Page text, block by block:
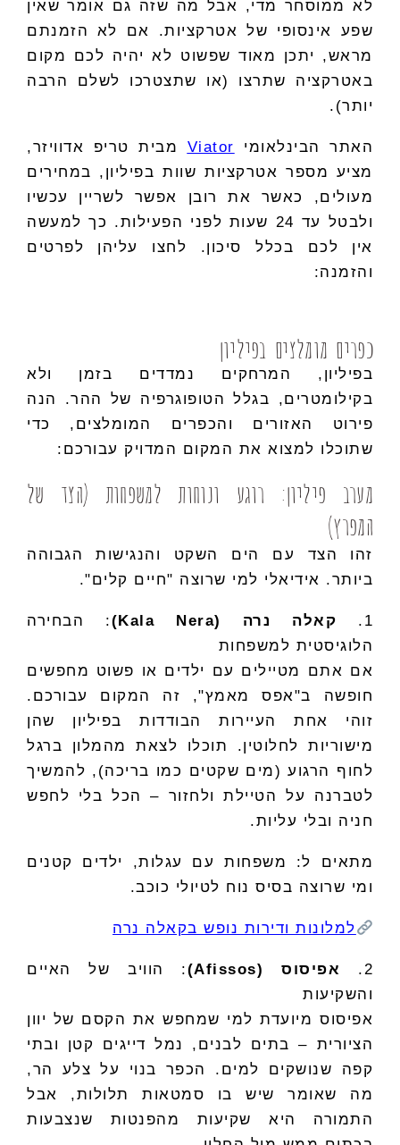
לא ממוסחר מדי, אבל מה שזה גם אומר שאין
שפע אינסופי של אטרקציות. אם לא הזמנתם
מראש, יתכן מאוד שפשוט לא יהיה לכם מקום
באטרקציה שתרצו (או שתצטרכו לשלם הרבה
יותר).
האתר הבינלאומי Viator מבית טריפ אדוויזר,
מציע מספר אטרקציות שוות בפיליון, במחירים
מעולים, כאשר את רובן אפשר לשריין עכשיו
ולבטל עד 24 שעות לפני הפעילות. כך למעשה
אין לכם בכלל סיכון. לחצו עליהן לפרטים
והזמנה:
כפרים מומלצים בפיליון
בפיליון, המרחקים נמדדים בזמן ולא
בקילומטרים, בגלל הטופוגרפיה של ההר. הנה
פירוט האזורים והכפרים המומלצים, כדי
שתוכלו למצוא את המקום המדויק עבורכם:
מערב פיליון: רוגע ונוחות למשפחות (הצד של
המפרץ)
זהו הצד עם הים השקט והנגישות הגבוהה
ביותר. אידיאלי למי שרוצה "חיים קלים".
1. קאלה נרה (Kala Nera)
: הבחירה
הלוגיסטית למשפחות
אם אתם מטיילים עם ילדים או פשוט מחפשים
חופשה ב"אפס מאמץ", זה המקום עבורכם.
זוהי אחת העיירות הבודדות בפיליון שהן
מישוריות לחלוטין. תוכלו לצאת מהמלון ברגל
לחוף הרגוע (מים שקטים כמו בריכה), להמשיך
לטברנה על הטיילת ולחזור – הכל בלי לחפש
חניה ובלי עליות.
מתאים ל: משפחות עם עגלות, ילדים קטנים
ומי שרוצה בסיס נוח לטיולי כוכב.
למלונות ודירות נופש בקאלה נרה
2. אפיסוס (Afissos)
: הוויב של האיים
והשקיעות
אפיסוס מיועדת למי שמחפש את הקסם של יוון
הציורית – בתים לבנים, נמל דייגים קטן ובתי
קפה שנושקים למים. הכפר בנוי על צלע הר,
מה שאומר שיש בו סמטאות תלולות, אבל
התמורה היא שקיעות מהפנטות שנצבעות